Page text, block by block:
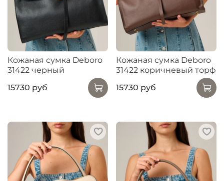
Кожаная сумка Deboro
31422 черный
15730 руб
Кожаная сумка Deboro
31422 коричневый торф
15730 руб